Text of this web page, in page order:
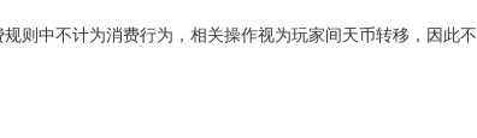
则中不计为消费行为，相关操作视为玩家间天币转移，因此不